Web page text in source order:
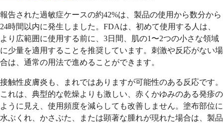
報告された過敏症ケースの約42%は、製品の使用から数分から
24時間以内に発生しました。FDAは、初めて使用する人は、
より広範囲に使用する前に、3日間、肌の1〜2つの小さな領域
に少量を適用することを推奨しています。刺激や反応がない場
合は、通常の用法で進めることができます。
接触性皮膚炎も、まれではありますが可能性のある反応です。
これは、典型的な乾燥よりも激しい、赤くかゆみのある発疹の
ように見え、使用頻度を減らしても改善しません。塗布部位に
水ぶくれ、かさぶた、または顕著な腫れが現れた場合は、製品